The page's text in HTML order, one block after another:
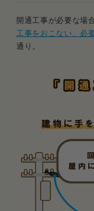
開通工事が必要な場
工事をおこない、必
通り。